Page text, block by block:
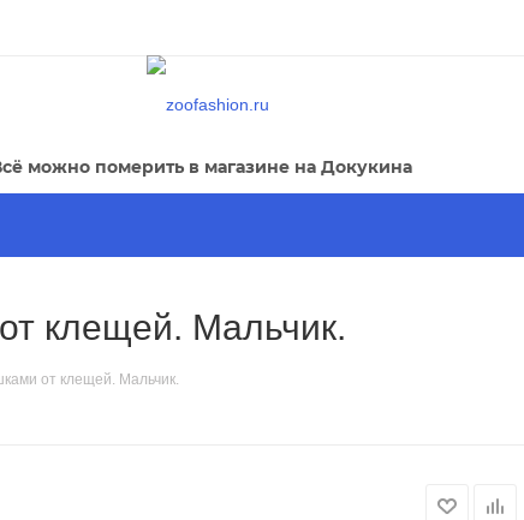
можно померить в магазине на Докукина
клещей. Мальчик.
от клещей. Мальчик.